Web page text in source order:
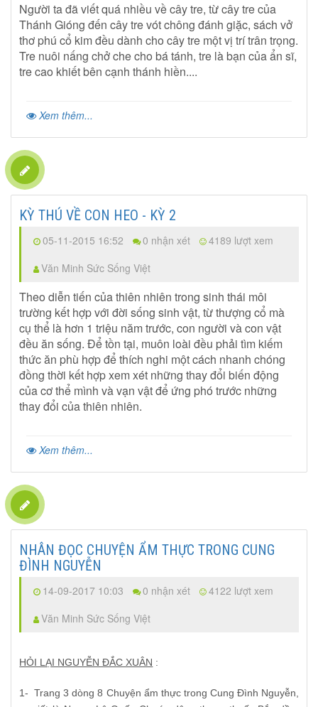
Người ta đã viết quá nhiều về cây tre, từ cây tre của
Thánh Gióng đến cây tre vót chông đánh giặc, sách vở
thơ phú cổ kim đều dành cho cây tre một vị trí trân trọng.
Tre nuôi nấng chở che cho bá tánh, tre là bạn của ẩn sĩ,
tre cao khiết bên cạnh thánh hiền....
Xem thêm...
KỲ THÚ VỀ CON HEO - KỲ 2
05-11-2015 16:52 0 nhận xét
4189 lượt xem
Văn Minh Sức Sống Việt
Theo diễn tiến của thiên nhiên trong sinh thái môi
trường kết hợp với đời sống sinh vật, từ thượng cổ mà
cụ thể là hơn 1 triệu năm trước, con người và con vật
đều ăn sống. Để tồn tại, muôn loài đều phải tìm kiếm
thức ăn phù hợp để thích nghi một cách nhanh chóng
đồng thời kết hợp xem xét những thay đổi biến động
của cơ thể mình và vạn vật để ứng phó trước những
thay đổi của thiên nhiên.
Xem thêm...
NHÂN ĐỌC CHUYỆN ẨM THỰC TRONG CUNG
ĐÌNH NGUYỄN
14-09-2017 10:03 0 nhận xét
4122 lượt xem
Văn Minh Sức Sống Việt
HỎI LẠI NGUYỄN ĐẮC XUÂN :
1- Trang 3 dòng 8 Chuyện ẩm thực trong Cung Đình Nguyễn,